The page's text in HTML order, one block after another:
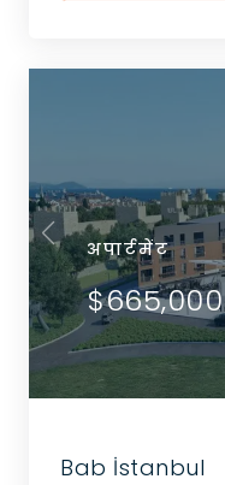
अपार्टमेंट
$665,000
Bab İstanbul